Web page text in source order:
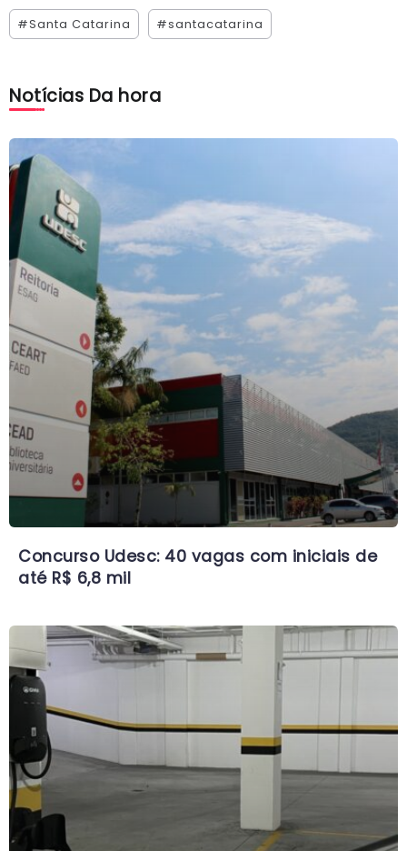
#Santa Catarina #santacatarina
Notícias Da hora
Concurso Udesc: 40 vagas com iniciais de
até R$ 6,8 mil